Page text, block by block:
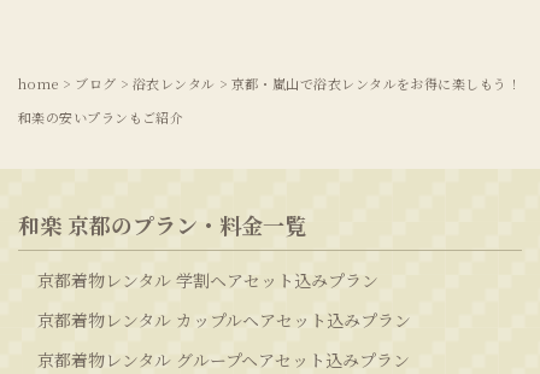
home > ブログ > 浴衣レンタル > 京都・嵐山で浴衣レンタルをお得に楽しもう！
和楽の安いプランもご紹介
和楽 京都のプラン・料金一覧
京都着物レンタル 学割ヘアセット込みプラン
京都着物レンタル カップルヘアセット込みプラン
京都着物レンタル グループヘアセット込みプラン